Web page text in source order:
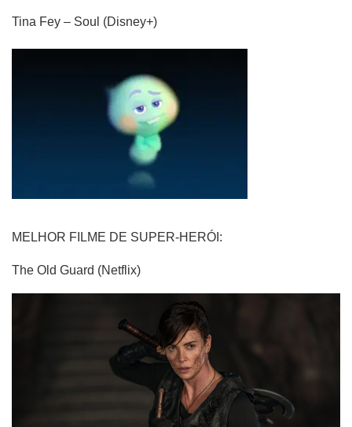
Tina Fey – Soul (Disney+)
MELHOR FILME DE SUPER-HERÓI:
The Old Guard (Netflix)